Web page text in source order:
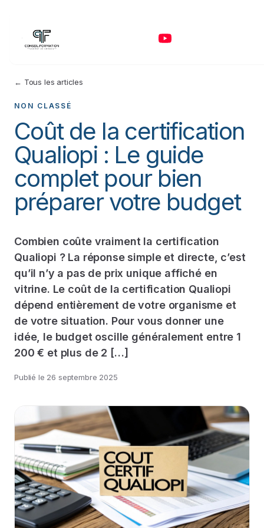
← Tous les articles
NON CLASSÉ
Coût de la certification
Qualiopi : Le guide
complet pour bien
préparer votre budget
Combien coûte vraiment la certification
Qualiopi ? La réponse simple et directe, c’est
qu’il n’y a pas de prix unique affiché en
vitrine. Le coût de la certification Qualiopi
dépend entièrement de votre organisme et
de votre situation. Pour vous donner une
idée, le budget oscille généralement entre 1
200 € et plus de 2 […]
Publié le 26 septembre 2025